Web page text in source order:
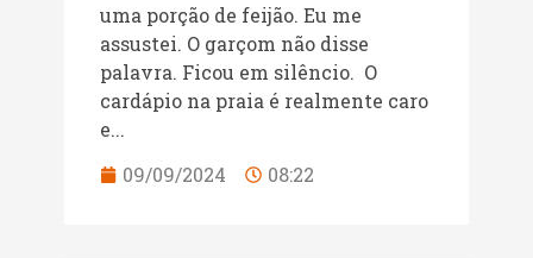
uma porção de feijão. Eu me
assustei. O garçom não disse
palavra. Ficou em silêncio. O
cardápio na praia é realmente caro
e...
09/09/2024
08:22